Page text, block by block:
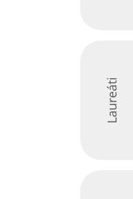
Laureáti